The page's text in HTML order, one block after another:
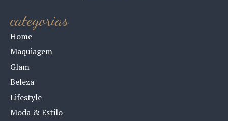
categorias
Home
Maquiagem
Glam
Beleza
Lifestyle
Moda & Estilo